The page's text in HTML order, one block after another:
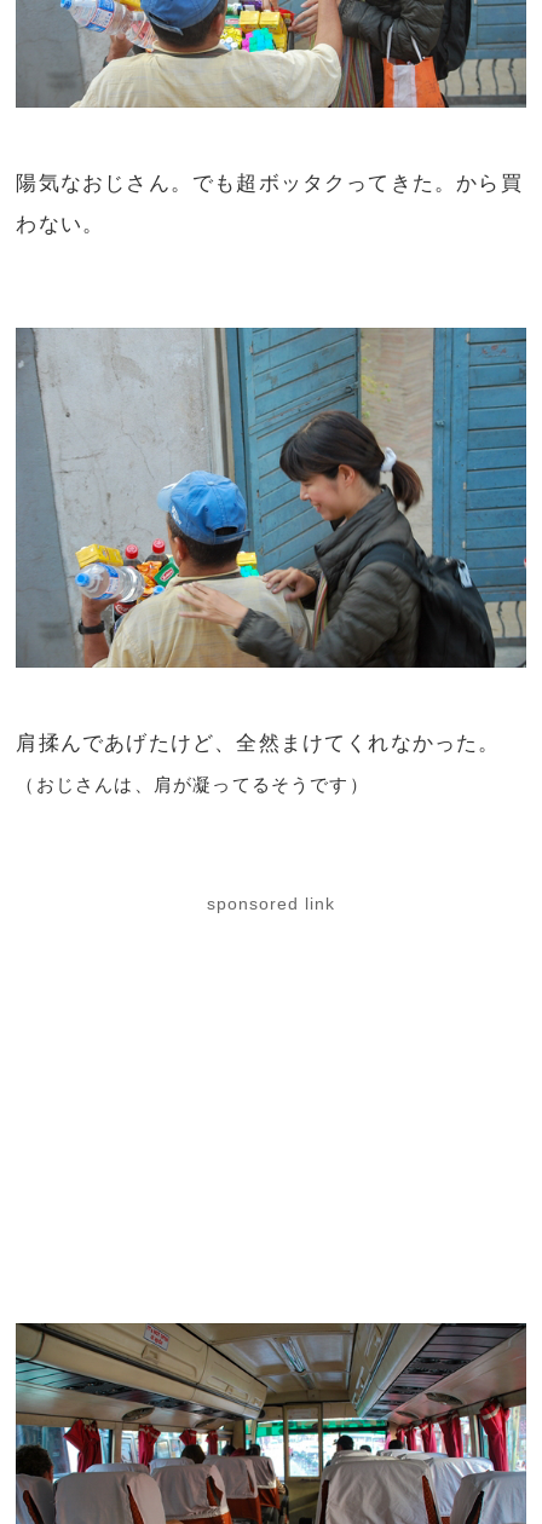
陽気なおじさん。でも超ボッタクってきた。から買
わない。
肩揉んであげたけど、全然まけてくれなかった。
（おじさんは、肩が凝ってるそうです）
sponsored link